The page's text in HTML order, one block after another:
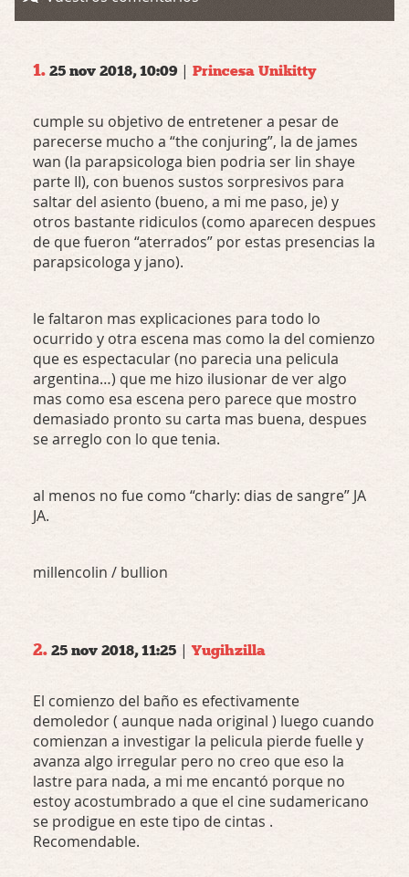
1. 25 nov 2018, 10:09| Princesa Unikitty
cumple su objetivo de entretener a pesar de
parecerse mucho a “the conjuring”, la de james
wan (la parapsicologa bien podria ser lin shaye
parte II), con buenos sustos sorpresivos para
saltar del asiento (bueno, a mi me paso, je) y
otros bastante ridiculos (como aparecen despues
de que fueron “aterrados” por estas presencias la
parapsicologa y jano).
le faltaron mas explicaciones para todo lo
ocurrido y otra escena mas como la del comienzo
que es espectacular (no parecia una pelicula
argentina…) que me hizo ilusionar de ver algo
mas como esa escena pero parece que mostro
demasiado pronto su carta mas buena, despues
se arreglo con lo que tenia.
al menos no fue como “charly: dias de sangre” JA
JA.
millencolin / bullion
2. 25 nov 2018, 11:25 |Yugihzilla
El comienzo del baño es efectivamente
demoledor ( aunque nada original ) luego cuando
comienzan a investigar la pelicula pierde fuelle y
avanza algo irregular pero no creo que eso la
lastre para nada, a mi me encantó porque no
estoy acostumbrado a que el cine sudamericano
se prodigue en este tipo de cintas .
Recomendable.